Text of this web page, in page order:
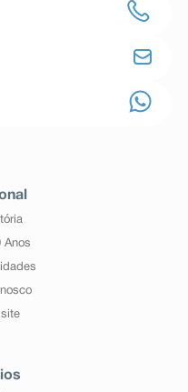
Anos